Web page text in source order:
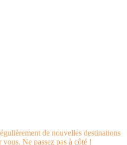
de nouvelles destinations
Ne passez pas à côté !